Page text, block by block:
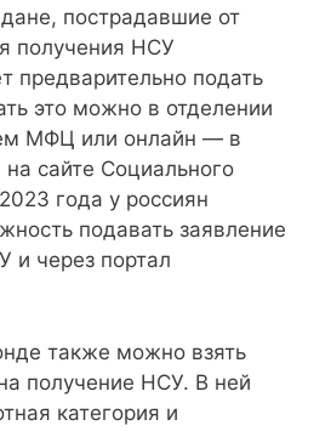
пострадавшие от
получения НСУ
предварительно подать
это можно в отделении
МФЦ или онлайн — в
сайте Социального
года у россиян
подавать заявление
и через портал
также можно взять
получение НСУ. В ней
категория и